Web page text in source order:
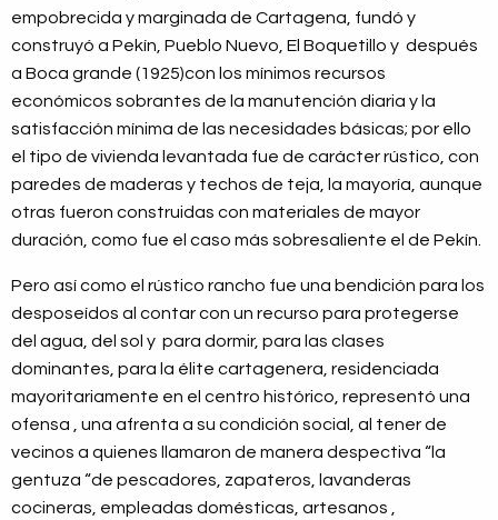
empobrecida y marginada de Cartagena, fundó y
construyó a Pekín, Pueblo Nuevo, El Boquetillo y después
a Boca grande (1925)con los mínimos recursos
económicos sobrantes de la manutención diaria y la
satisfacción mínima de las necesidades básicas; por ello
el tipo de vivienda levantada fue de carácter rústico, con
paredes de maderas y techos de teja, la mayoría, aunque
otras fueron construidas con materiales de mayor
duración, como fue el caso más sobresaliente el de Pekín.
Pero así como el rústico rancho fue una bendición para los
desposeídos al contar con un recurso para protegerse
del agua, del sol y para dormir, para las clases
dominantes, para la élite cartagenera, residenciada
mayoritariamente en el centro histórico, representó una
ofensa , una afrenta a su condición social, al tener de
vecinos a quienes llamaron de manera despectiva “la
gentuza “de pescadores, zapateros, lavanderas
cocineras, empleadas domésticas, artesanos ,